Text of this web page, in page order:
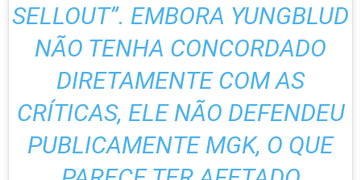
SELLOUT”. EMBORA YUNGBLUD
NÃO TENHA CONCORDADO
DIRETAMENTE COM AS
CRÍTICAS, ELE NÃO DEFENDEU
PUBLICAMENTE MGK, O QUE